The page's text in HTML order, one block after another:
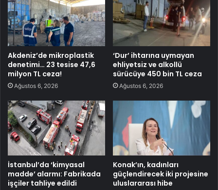
Akdeniz’de mikroplastik
denetimi… 23 tesise 47,6
milyon TL ceza!
Ağustos 6, 2026
‘Dur’ ihtarına uymayan
ehliyetsiz ve alkollü
sürücüye 450 bin TL ceza
Ağustos 6, 2026
İstanbul’da ‘kimyasal
madde’ alarmı: Fabrikada
işçiler tahliye edildi
Konak’ın, kadınları
güçlendirecek iki projesine
uluslararası hibe